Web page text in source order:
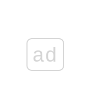
ad